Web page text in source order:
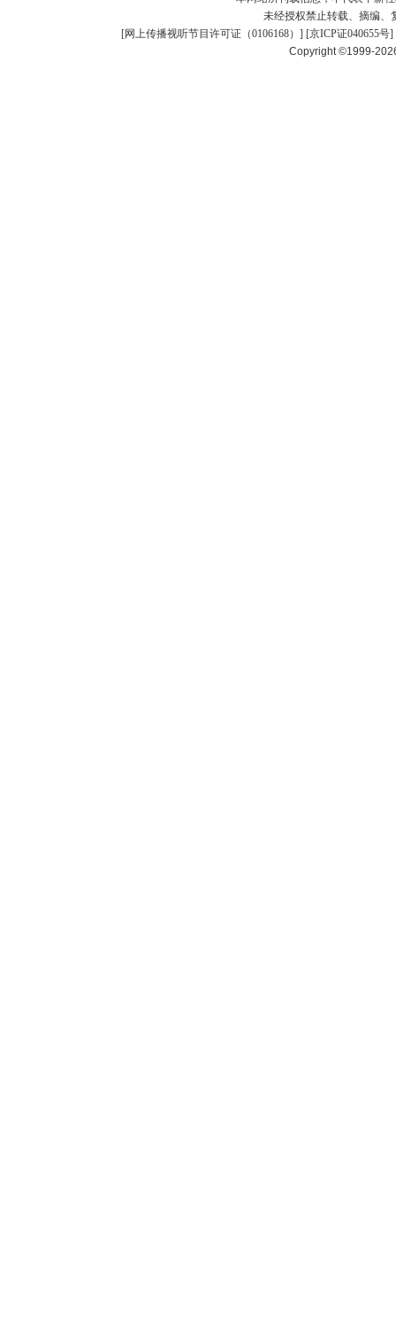
未经授权禁止转载、摘编、
[网上传播视听节目许可证（0106168） ] [京ICP证040655号]
Copyright ©1999-